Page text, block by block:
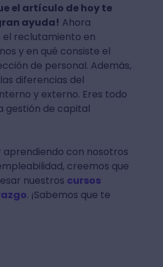
el artículo de hoy te
ayuda! Ahora
el reclutamiento en
y en qué consiste el
de personal. Además,
diferencias del
y externo. Eres todo
gestión de capital
aprendiendo con nosotros
creemos que
nuestros cursos
. ¡Sabemos que te